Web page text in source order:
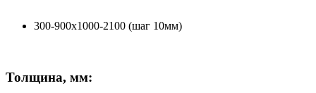
300-900х1000-2100 (шаг 10мм)
Толщина, мм: